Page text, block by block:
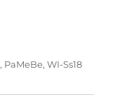
, PaMeBe, WI-Ss18